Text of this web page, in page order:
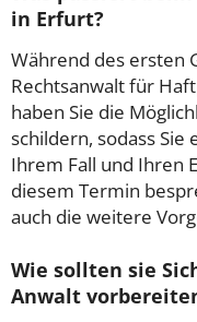
in Erfurt?
Während des ersten
Rechtsanwalt für
haben Sie die
schildern, sodass Sie
Ihrem Fall und Ihren
diesem Termin
auch die weitere
Wie sollten sie
Anwalt